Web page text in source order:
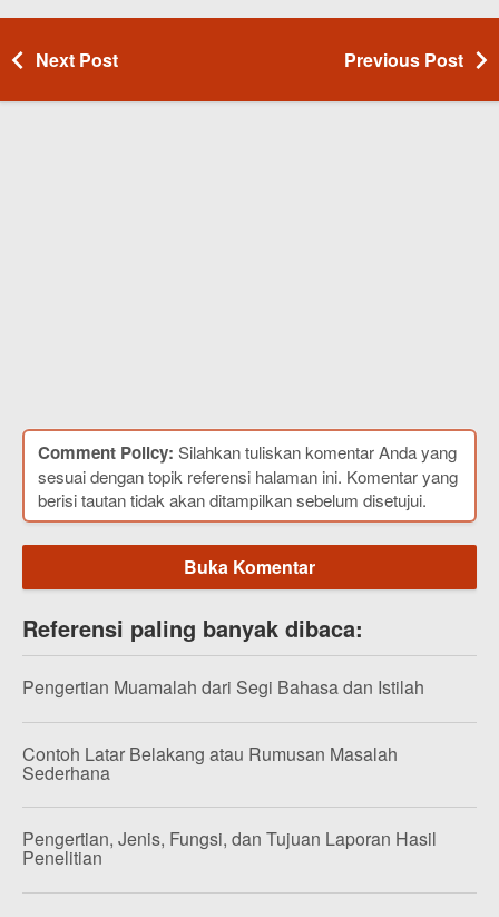
Next Post Previous Post
Comment Policy: Silahkan tuliskan komentar Anda yang
sesuai dengan topik referensi halaman ini. Komentar yang
berisi tautan tidak akan ditampilkan sebelum disetujui.
Buka Komentar
Referensi paling banyak dibaca:
Pengertian Muamalah dari Segi Bahasa dan Istilah
Contoh Latar Belakang atau Rumusan Masalah
Sederhana
Pengertian, Jenis, Fungsi, dan Tujuan Laporan Hasil
Penelitian